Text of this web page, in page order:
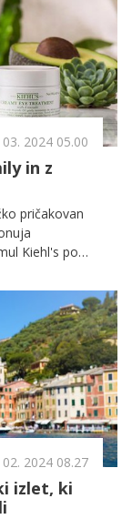
03. 2024 05.00
in z
pričakovan
Kiehl's po
02. 2024 08.27
izlet, ki